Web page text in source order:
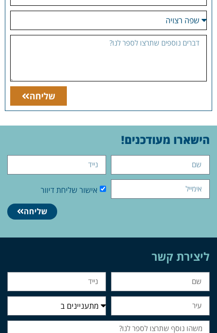
שליחה
הישארו מעודכנים!
אישור שליחת דיוור
שליחה
ליצירת קשר